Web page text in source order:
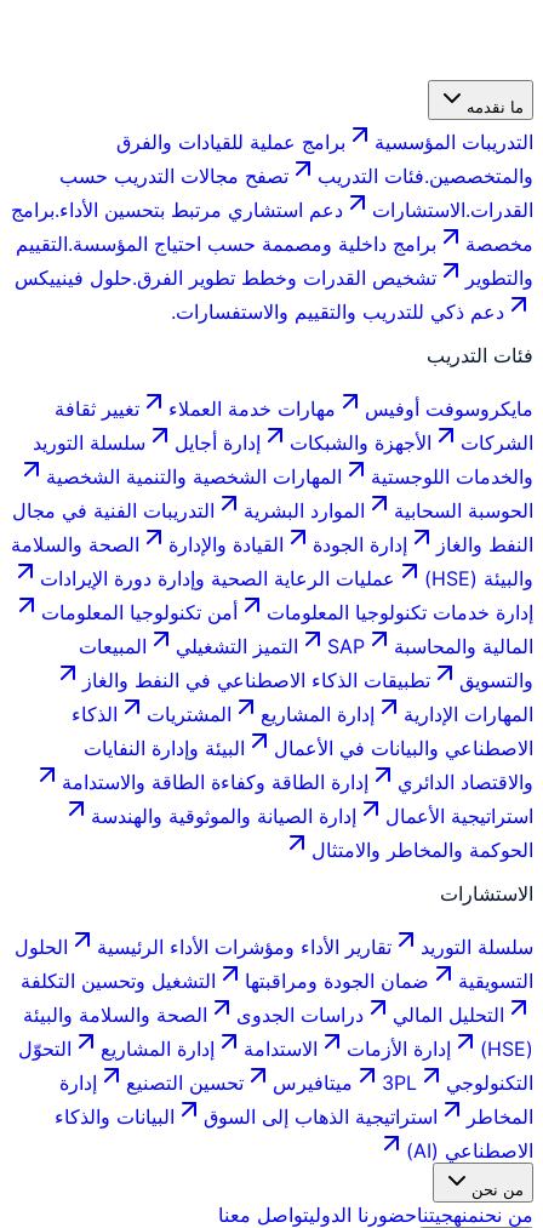
ما نقدمه
التدريبات المؤسسية
برامج عملية للقيادات والفرق
والمتخصصين.فئات التدريب
تصفح مجالات التدريب حسب
القدرات.الاستشارات دعم استشاري مرتبط بتحسين الأداء.برامج
مخصصة
برامج داخلية ومصممة حسب احتياج المؤسسة.التقييم
والتطوير
تشخيص القدرات وخطط تطوير الفرق.حلول فينييكس
دعم ذكي للتدريب والتقييم والاستفسارات.
فئات التدريب
مايكروسوفت أوفيس مهارات خدمة العملاء
تغيير ثقافة
الشركات
الأجهزة والشبكات إدارة أجايل
سلسلة التوريد
والخدمات اللوجستية
المهارات الشخصية والتنمية الشخصية
الحوسبة السحابية
الموارد البشرية
التدريبات الفنية في مجال
النفط والغاز
إدارة الجودة القيادة والإدارة
الصحة والسلامة
والبيئة (HSE)
عمليات الرعاية الصحية وإدارة دورة الإيرادات
إدارة خدمات تكنولوجيا المعلومات
أمن تكنولوجيا المعلومات
المالية والمحاسبة
SAP التميز التشغيلي
المبيعات
والتسويق
تطبيقات الذكاء الاصطناعي في النفط والغاز
المهارات الإدارية
إدارة المشاريع المشتريات
الذكاء
الاصطناعي والبيانات في الأعمال
البيئة وإدارة النفايات
والاقتصاد الدائري
إدارة الطاقة وكفاءة الطاقة والاستدامة
استراتيجية الأعمال
إدارة الصيانة والموثوقية والهندسة
الحوكمة والمخاطر والامتثال
الاستشارات
سلسلة التوريد تقارير الأداء ومؤشرات الأداء الرئيسية
الحلول
التسويقية
ضمان الجودة ومراقبتها
التشغيل وتحسين التكلفة
التحليل المالي
دراسات الجدوى
الصحة والسلامة والبيئة
(HSE)
إدارة الأزمات الاستدامة إدارة المشاريع
التحوّل
التكنولوجي
3PL ميتافيرس تحسين التصنيع
إدارة
المخاطر
استراتيجية الذهاب إلى السوق
البيانات والذكاء
الاصطناعي (AI)
من نحن
من نحنمنهجيتناحضورنا الدوليتواصل معنا